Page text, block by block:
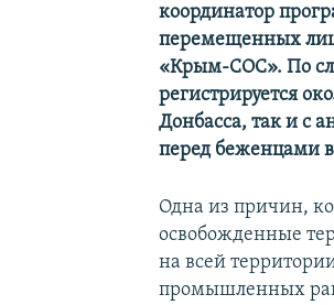
координатор
перемещенных
«Крым-СОС». По
регистрируется
Донбасса, так и с
перед беженцами
Одна из причин,
освобожденные
на всей
промышленных